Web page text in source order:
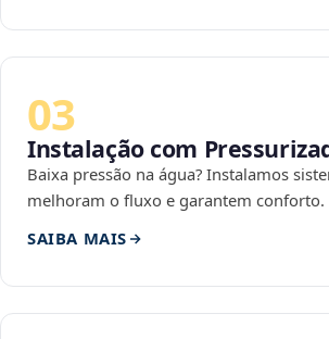
03
Instalação com
Baixa pressão na água? Instalamos
melhoram o fluxo e garantem conforto.
SAIBA MAIS